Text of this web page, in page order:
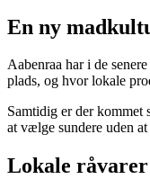
En ny
Aabenraa har i de
plads, og hvor lokale
Samtidig er der kommet
at vælge sundere uden
Lokale